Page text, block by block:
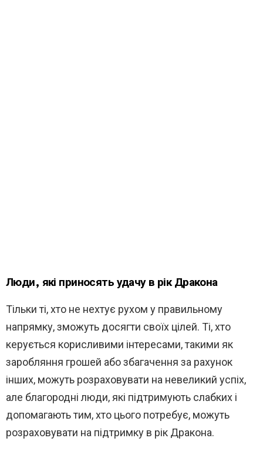
Люди, які приносять удачу в рік Дракона
Тільки ті, хто не нехтує рухом у правильному
напрямку, зможуть досягти своїх цілей. Ті, хто
керується корисливими інтересами, такими як
заробляння грошей або збагачення за рахунок
інших, можуть розраховувати на невеликий успіх,
але благородні люди, які підтримують слабких і
допомагають тим, хто цього потребує, можуть
розраховувати на підтримку в рік Дракона.